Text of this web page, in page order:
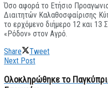
Όσο αφορά το Ετήσιο
Διαιτητών Καλαθοσφαίρισης
το ερχόμενο διήμερο 12 και 13
«Ρόδον» στον Αγρό.
Share
Tweet
Next Post
Ολοκληρώθηκε το